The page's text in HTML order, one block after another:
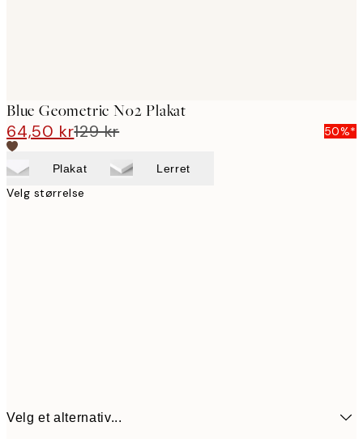
Blue Geometric No2 Plakat
64,50 kr129 kr 50%*
Plakat Lerret
Velg størrelse
Velg et alternativ...